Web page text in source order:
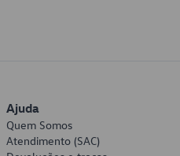
Ajuda
Quem Somos
Atendimento (SAC)